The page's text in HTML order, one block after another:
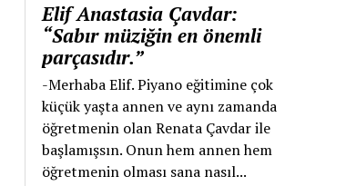
Elif Anastasia Çavdar:
“Sabır müziğin en önemli
parçasıdır.”
-Merhaba Elif. Piyano eğitimine çok
küçük yaşta annen ve aynı zamanda
öğretmenin olan Renata Çavdar ile
başlamışsın. Onun hem annen hem
öğretmenin olması sana nasıl...